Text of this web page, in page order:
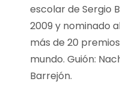
escolar de Sergio
2009 y nominado
más de 20
mundo. Guión:
Barrejón.